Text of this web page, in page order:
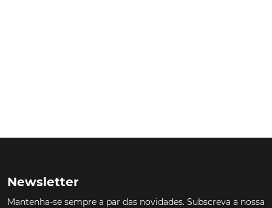
Newsletter
Mantenha-se sempre a par das novidades. Subscreva a nossa